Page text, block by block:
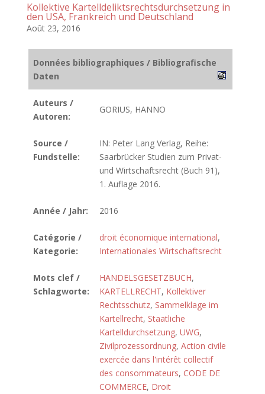
Kollektive Kartelldeliktsrechtsdurchsetzung in
den USA, Frankreich und Deutschland
Août 23, 2016
Données bibliographiques / Bibliografische
Daten
Auteurs /
Autoren:
GORIUS, HANNO
Source /
Fundstelle:
IN: Peter Lang Verlag, Reihe:
Saarbrücker Studien zum Privat-
und Wirtschaftsrecht (Buch 91),
1. Auflage 2016.
Année / Jahr: 2016
Catégorie /
Kategorie:
droit économique international,
Internationales Wirtschaftsrecht
Mots clef /
Schlagworte:
HANDELSGESETZBUCH,
KARTELLRECHT, Kollektiver
Rechtsschutz, Sammelklage im
Kartellrecht, Staatliche
Kartelldurchsetzung, UWG,
Zivilprozessordnung, Action civile
exercée dans l'intérêt collectif
des consommateurs, CODE DE
COMMERCE, Droit